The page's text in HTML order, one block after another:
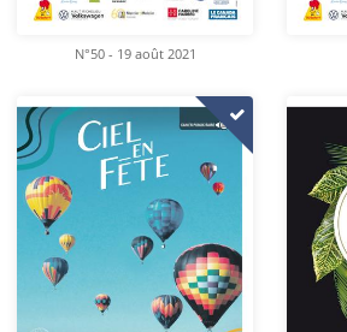
N°50 - 19 août 2021